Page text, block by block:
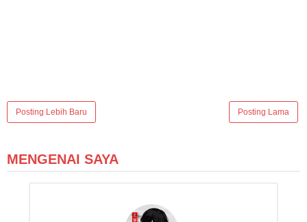
Posting Lebih Baru Posting Lama
MENGENAI SAYA